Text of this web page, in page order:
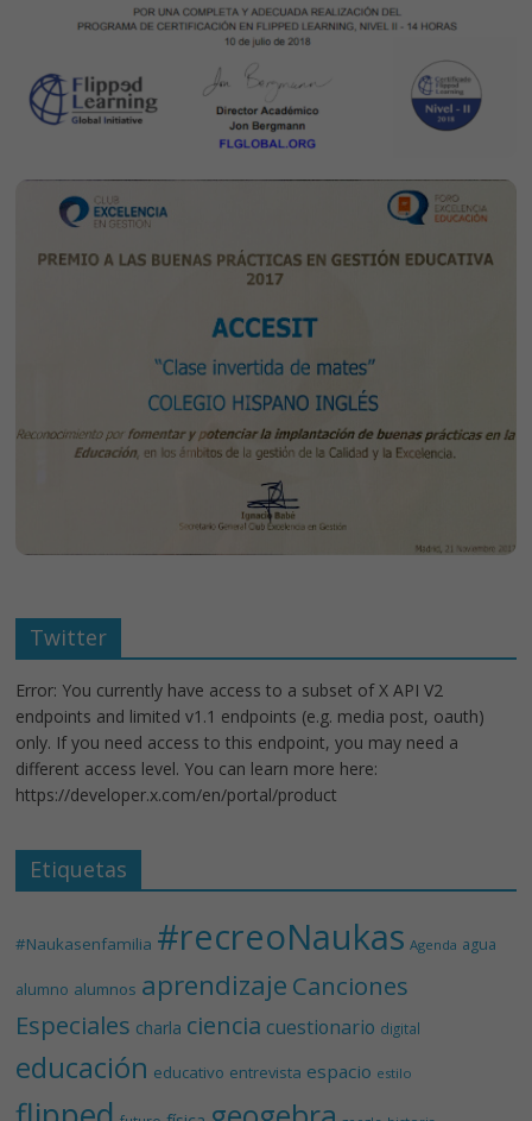
Twitter
Error: You currently have access to a subset of X API V2
endpoints and limited v1.1 endpoints (e.g. media post, oauth)
only. If you need access to this endpoint, you may need a
different access level. You can learn more here:
https://developer.x.com/en/portal/product
Etiquetas
#Naukasenfamilia #recreoNaukas Agenda agua
alumno alumnos aprendizaje Canciones
Especiales charla ciencia cuestionario digital
educación educativo entrevista espacio estilo